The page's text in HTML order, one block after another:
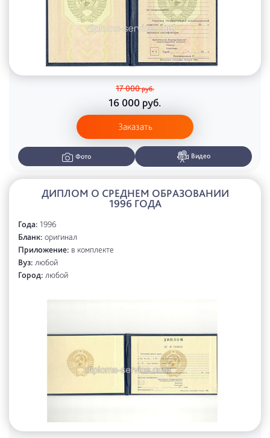
17 000руб.
16 000 руб.
Заказать
Фото Видео
ДИПЛОМ О СРЕДНЕМ ОБРАЗОВАНИИ
1996 ГОДА
Года: 1996
Бланк: оригинал
Приложение: в комплекте
Вуз: любой
Город: любой